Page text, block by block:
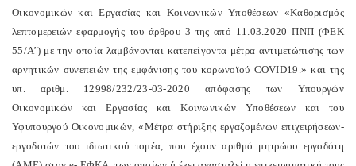
Οικονομικών και Εργασίας και Κοινωνικών Υποθέσεων «Καθορισμός
λεπτομερειών εφαρμογής του άρθρου 3 της από 11.03.2020 ΠΝΠ (ΦΕΚ
55/Α’) με την οποία λαμβάνονται κατεπείγοντα μέτρα αντιμετώπισης των
αρνητικών συνεπειών της εμφάνισης του κορωνοϊού COVID19.» και της
υπ. αριθμ. 12998/232/23-03-2020 απόφασης των Υπουργών
Οικονομικών και Εργασίας και Κοινωνικών Υποθέσεων και του
Υφυπουργού Οικονομικών, «Μέτρα στήριξης εργαζομένων επιχειρήσεων-
εργοδοτών του ιδιωτικού τομέα, που έχουν αριθμό μητρώου εργοδότη